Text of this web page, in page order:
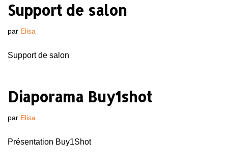
Support de salon
par Elisa
Support de salon
Diaporama Buy1shot
par Elisa
Présentation Buy1Shot